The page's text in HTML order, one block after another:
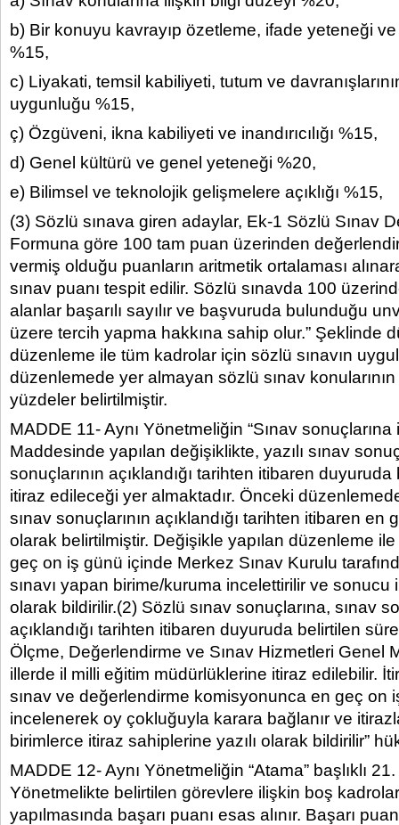
b) Bir konuyu kavrayıp özetleme, ifade yeteneği
%15,
c) Liyakati, temsil kabiliyeti, tutum ve
uygunluğu %15,
ç) Özgüveni, ikna kabiliyeti ve inandırıcılığı %15,
d) Genel kültürü ve genel yeteneği %20,
e) Bilimsel ve teknolojik gelişmelere açıklığı %15,
(3) Sözlü sınava giren adaylar, Ek-1 Sözlü Sınav
Formuna göre 100 tam puan üzerinden
vermiş olduğu puanların aritmetik ortalaması
sınav puanı tespit edilir. Sözlü sınavda 100
alanlar başarılı sayılır ve başvuruda bulunduğu
üzere tercih yapma hakkına sahip olur.” Şeklinde
düzenleme ile tüm kadrolar için sözlü sınavın
düzenlemede yer almayan sözlü sınav konularının
yüzdeler belirtilmiştir.
MADDE 11- Aynı Yönetmeliğin “Sınav sonuçlarına
Maddesinde yapılan değişiklikte, yazılı sınav
sonuçlarının açıklandığı tarihten itibaren
itiraz edileceği yer almaktadır. Önceki
sınav sonuçlarının açıklandığı tarihten itibaren en
olarak belirtilmiştir. Değişikle yapılan düzenleme
geç on iş günü içinde Merkez Sınav Kurulu
sınavı yapan birime/kuruma incelettirilir ve sonucu
olarak bildirilir.(2) Sözlü sınav sonuçlarına, sınav
açıklandığı tarihten itibaren duyuruda belirtilen
Ölçme, Değerlendirme ve Sınav Hizmetleri Genel
illerde il milli eğitim müdürlüklerine itiraz edilebilir.
sınav ve değerlendirme komisyonunca en geç on
incelenerek oy çokluğuyla karara bağlanır ve
birimlerce itiraz sahiplerine yazılı olarak bildirilir”
MADDE 12- Aynı Yönetmeliğin “Atama” başlıklı
Yönetmelikte belirtilen görevlere ilişkin boş
yapılmasında başarı puanı esas alınır. Başarı